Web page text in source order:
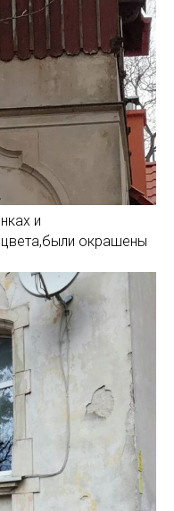
и
цвета,были окрашены